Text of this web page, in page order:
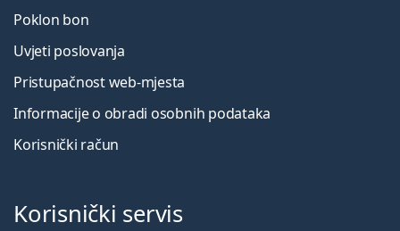
Poklon bon
Uvjeti poslovanja
Pristupačnost web-mjesta
Informacije o obradi osobnih podataka
Korisnički račun
Korisnički servis